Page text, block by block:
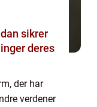
sikrer
deres
der har
verdener